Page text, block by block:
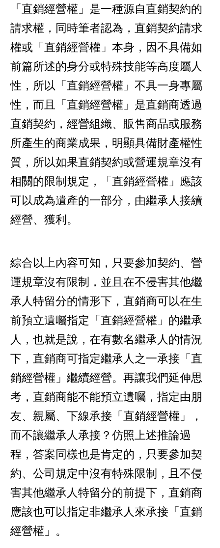
「直銷經營權」是一種源自直銷契約的
請求權，同時筆者認為，直銷契約請求
權或「直銷經營權」本身，因不具備如
前篇所述的身分或特殊技能等高度屬人
性，所以「直銷經營權」不具一身專屬
性，而且「直銷經營權」是直銷商透過
直銷契約，經營組織、販售商品或服務
所產生的商業成果，明顯具備財產權性
質，所以如果直銷契約或營運規章沒有
相關的限制規定，「直銷經營權」應該
可以成為遺產的一部分，由繼承人接續
經營、獲利。
綜合以上內容可知，只要參加契約、營
運規章沒有限制，並且在不侵害其他繼
承人特留分的情形下，直銷商可以在生
前預立遺囑指定「直銷經營權」的繼承
人，也就是說，在有數名繼承人的情況
下，直銷商可指定繼承人之一承接「直
銷經營權」繼續經營。再讓我們延伸思
考，直銷商能不能預立遺囑，指定由朋
友、親屬、下線承接「直銷經營權」，
而不讓繼承人承接？仿照上述推論過
程，答案同樣也是肯定的，只要參加契
約、公司規定中沒有特殊限制，且不侵
害其他繼承人特留分的前提下，直銷商
應該也可以指定非繼承人來承接「直銷
經營權」。